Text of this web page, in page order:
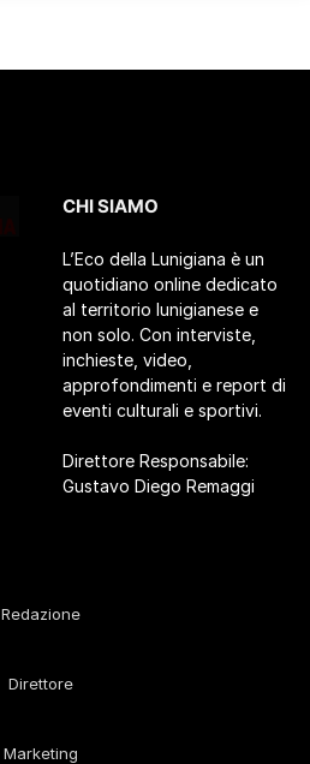
CHI SIAMO
L’Eco della Lunigiana è un
quotidiano online dedicato
al territorio lunigianese e
non solo. Con interviste,
inchieste, video,
approfondimenti e report di
eventi culturali e sportivi.
Direttore Responsabile:
Gustavo Diego Remaggi
Redazione
Direttore
Marketing